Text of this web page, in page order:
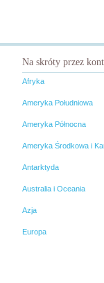
Na skróty przez
Afryka
Ameryka Południowa
Ameryka Północna
Ameryka Środkowa i
Antarktyda
Australia i Oceania
Azja
Europa